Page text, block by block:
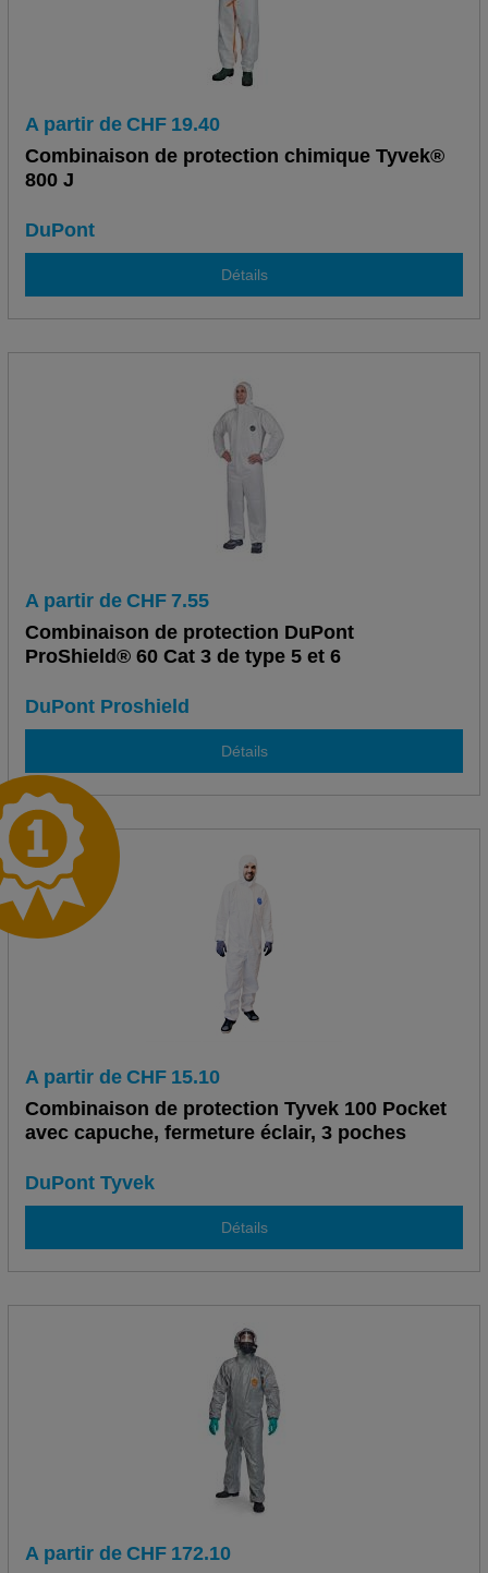
A partir de CHF 19.40
Combinaison de protection chimique Tyvek®
800 J
DuPont
Détails
A partir de CHF 7.55
Combinaison de protection DuPont
ProShield® 60 Cat 3 de type 5 et 6
DuPont Proshield
Détails
A partir de CHF 15.10
Combinaison de protection Tyvek 100 Pocket
avec capuche, fermeture éclair, 3 poches
DuPont Tyvek
Détails
A partir de CHF 172.10